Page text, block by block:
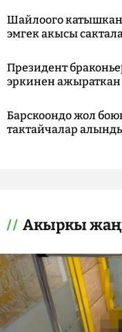
Шайлоого
эмгек акысы
Президент
эркинен
Барскоондо жол
тактайчалар
Акыркы